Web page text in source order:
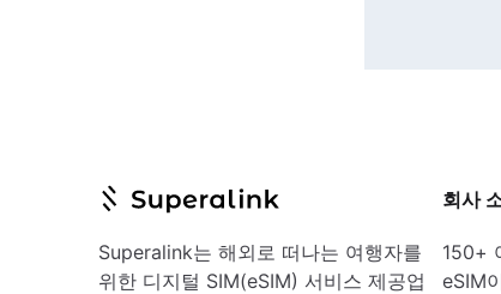
Superalink는 해외로 떠나는 여행자를
위한 디지털 SIM(eSIM) 서비스 제공업
회사
150+
eSIM